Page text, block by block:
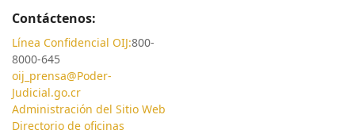
Contáctenos:
Línea Confidencial OIJ:800-
8000-645
oij_prensa@Poder-
Judicial.go.cr
Administración del Sitio Web
Directorio de oficinas